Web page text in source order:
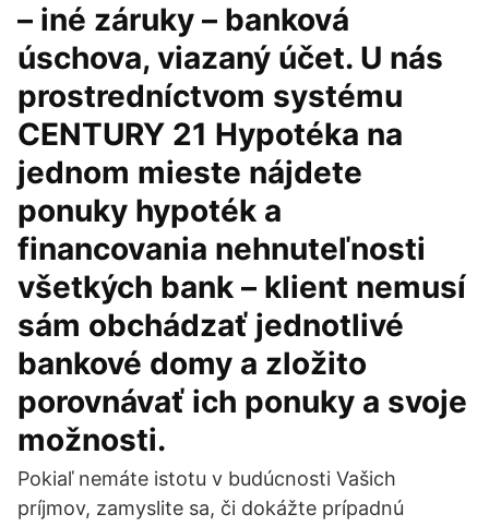
– iné záruky – banková
úschova, viazaný účet. U nás
prostredníctvom systému
CENTURY 21 Hypotéka na
jednom mieste nájdete
ponuky hypoték a
financovania nehnuteľnosti
všetkých bank – klient nemusí
sám obchádzať jednotlivé
bankové domy a zložito
porovnávať ich ponuky a svoje
možnosti.
Pokiaľ nemáte istotu v budúcnosti Vašich
príjmov, zamyslite sa, či dokážte prípadnú